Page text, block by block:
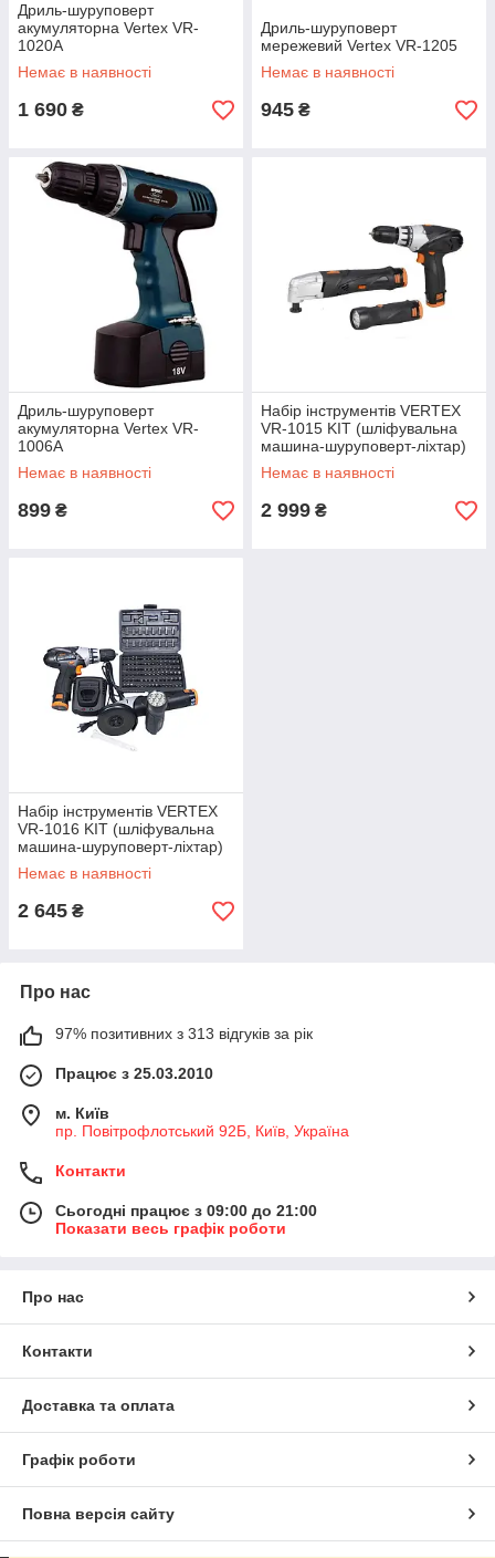
Дриль-шуруповерт
акумуляторна Vertex VR-
1020A
Немає в наявності
1 690 ₴
Дриль-шуруповерт
мережевий Vertex VR-1205
Немає в наявності
945 ₴
Дриль-шуруповерт
акумуляторна Vertex VR-
1006A
Немає в наявності
899 ₴
Набір інструментів VERTEX
VR-1015 KIT (шліфувальна
машина-шуруповерт-ліхтар)
Немає в наявності
2 999 ₴
Набір інструментів VERTEX
VR-1016 KIT (шліфувальна
машина-шуруповерт-ліхтар)
Немає в наявності
2 645 ₴
Про нас
97% позитивних з 313 відгуків за рік
Працює з 25.03.2010
м. Київ
пр. Повітрофлотський 92Б, Київ, Україна
Контакти
Сьогодні працює з 09:00 до 21:00
Показати весь графік роботи
Про нас
Контакти
Доставка та оплата
Графік роботи
Повна версія сайту